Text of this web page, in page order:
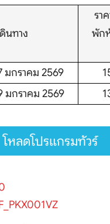
นทาง
รา
พัก
มกราคม 2569
มกราคม 2569
โหลดโปรแกรมทัวร์